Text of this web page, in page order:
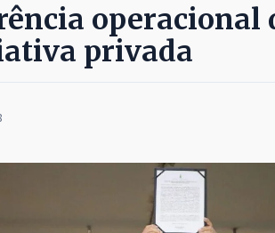
operacional
privada